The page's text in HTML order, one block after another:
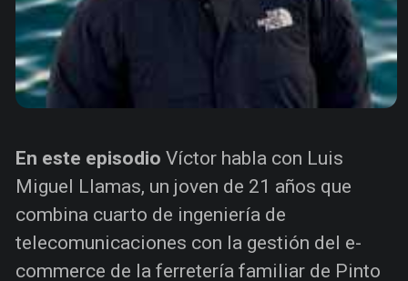
En este episodio Víctor habla con Luis
Miguel Llamas, un joven de 21 años que
combina cuarto de ingeniería de
telecomunicaciones con la gestión del e-
commerce de la ferretería familiar de Pinto